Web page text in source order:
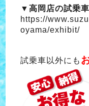
▼高岡店の試乗
https://
oyama/exhibit/
試乗車以外にも